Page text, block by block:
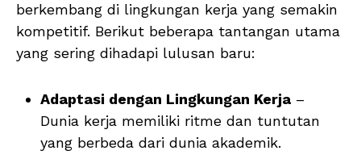
berkembang di lingkungan kerja yang semakin
kompetitif. Berikut beberapa tantangan utama
yang sering dihadapi lulusan baru:
Adaptasi dengan Lingkungan Kerja –
Dunia kerja memiliki ritme dan tuntutan
yang berbeda dari dunia akademik.